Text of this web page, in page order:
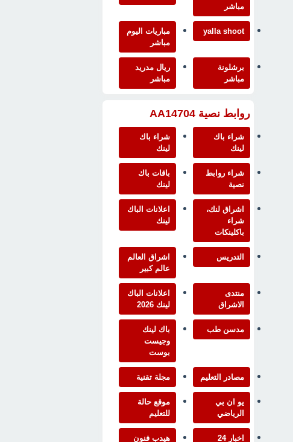
مباشر
yalla shoot
مباريات اليوم
مباشر
برشلونة
مباشر
ريال مدريد
مباشر
روابط نصية AA14704
شراء باك
لينك
شراء باك
لينك
شراء روابط
نصية
باقات باك
لينك
اشراق لنك،
شراء
باكلينكات
اعلانات الباك
لينك
التدريس
اشراق العالم
عالم كبير
منتدى
الاشراق
اعلانات الباك
لينك 2026
مدسن طب
باك لينك
وجيست
بوست
مصادر التعليم مجلة تقنية
يو ان بي
الرياضي
موقع حالة
للتعليم
اخبار 24 هيدب فنون